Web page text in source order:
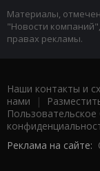
Материалы,
"Новости
правах рекламы.
Наши контакты и
нами |
Реклама на сайте: